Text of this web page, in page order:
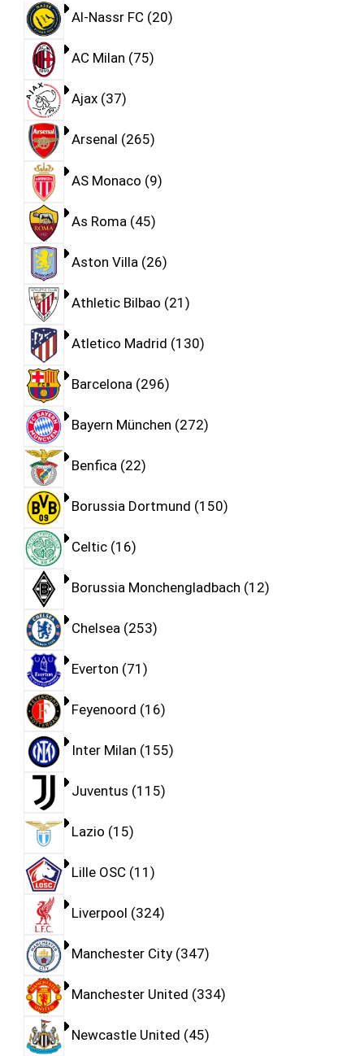
Al-Nassr FC 20
AC Milan 75
Ajax 37
Arsenal 265
AS Monaco 9
As Roma 45
Aston Villa 26
Athletic Bilbao 21
Atletico Madrid 130
Barcelona 296
Bayern München 272
Benfica 22
Borussia Dortmund 150
Celtic 16
Borussia Monchengladbach 12
Chelsea 253
Everton 71
Feyenoord 16
Inter Milan 155
Juventus 115
Lazio 15
Lille OSC 11
Liverpool 324
Manchester City 347
Manchester United 334
Newcastle United 45